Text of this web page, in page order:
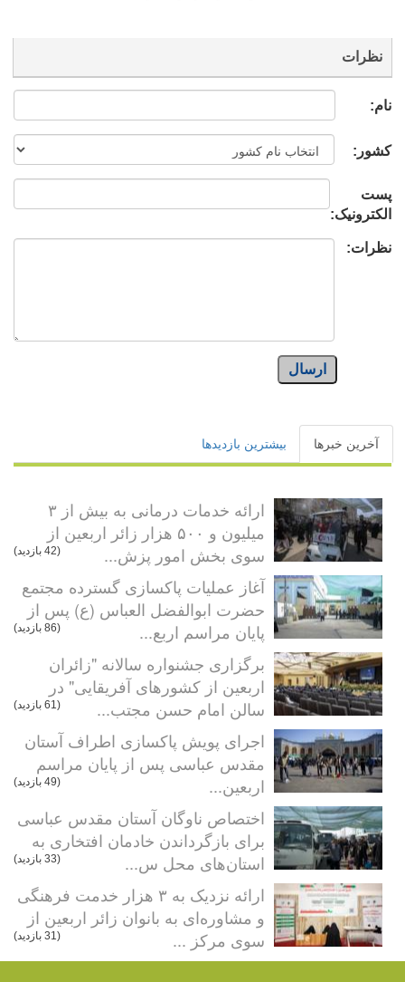
نظرات
نام:
کشور:
پست
الکترونیک:
نظرات:
ارسال
آخرین خبرها بیشترین بازدیدها
ارائه خدمات درمانی به بیش از ۳
میلیون و ۵۰۰ هزار زائر اربعین از
سوی بخش امور پزش...
(42 بازدید)
آغاز عملیات پاکسازی گسترده مجتمع
حضرت ابوالفضل العباس (ع) پس از
پایان مراسم اربع...
(86 بازدید)
برگزاری جشنواره سالانه "زائران
اربعین از کشورهای آفریقایی" در
سالن امام حسن مجتب...
(61 بازدید)
اجرای پویش پاکسازی اطراف آستان
مقدس عباسی پس از پایان مراسم
اربعین...
(49 بازدید)
اختصاص ناوگان آستان مقدس عباسی
برای بازگرداندن خادمان افتخاری به
استان‌های محل س...
(33 بازدید)
ارائه نزدیک به ۳ هزار خدمت فرهنگی
و مشاوره‌ای به بانوان زائر اربعین از
سوی مرکز ...
(31 بازدید)